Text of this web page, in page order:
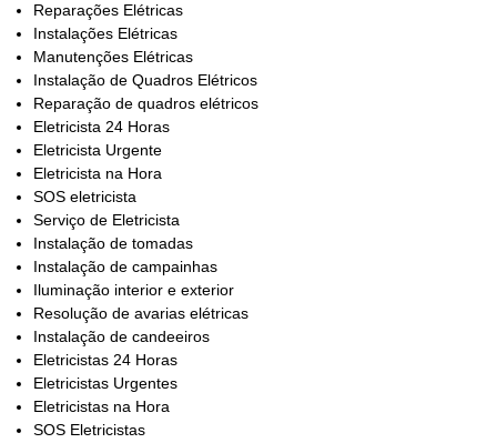
Reparações Elétricas
Instalações Elétricas
Manutenções Elétricas
Instalação de Quadros Elétricos
Reparação de quadros elétricos
Eletricista 24 Horas
Eletricista Urgente
Eletricista na Hora
SOS eletricista
Serviço de Eletricista
Instalação de tomadas
Instalação de campainhas
Iluminação interior e exterior
Resolução de avarias elétricas
Instalação de candeeiros
Eletricistas 24 Horas
Eletricistas Urgentes
Eletricistas na Hora
SOS Eletricistas